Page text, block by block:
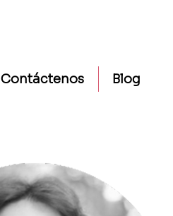
Contáctenos Blog